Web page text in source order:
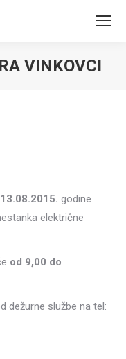
VINKOVCI
godine
električne
od 9,00 do
dežurne službe na tel: